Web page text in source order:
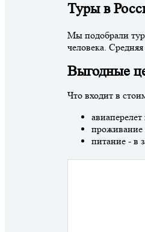
Туры в
Мы подобрали
человека.
Выгодные
Что входит в
проживание
питание - в